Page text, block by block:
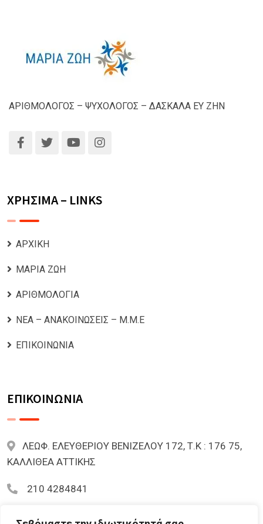
ΑΡΙΘΜΟΛΟΓΟΣ – ΨΥΧΟΛΟΓΟΣ – ΔΑΣΚΑΛΑ ΕΥ ΖΗΝ
ΧΡΗΣΙΜΑ – LINKS
ΑΡΧΙΚΗ
ΜΑΡΙΑ ΖΩΗ
ΑΡΙΘΜΟΛΟΓΙΑ
ΝΕΑ – ΑΝΑΚΟΙΝΩΣΕΙΣ – Μ.Μ.Ε
ΕΠΙΚΟΙΝΩΝΙΑ
ΕΠΙΚΟΙΝΩΝΙΑ
ΛΕΩΦ. ΕΛΕΥΘΕΡΙΟΥ ΒΕΝΙΖΕΛΟΥ 172, Τ.Κ : 176 75,
ΚΑΛΛΙΘΕΑ ΑΤΤΙΚΗΣ
210 4284841
mariazoi.powernumbers@gmail.com